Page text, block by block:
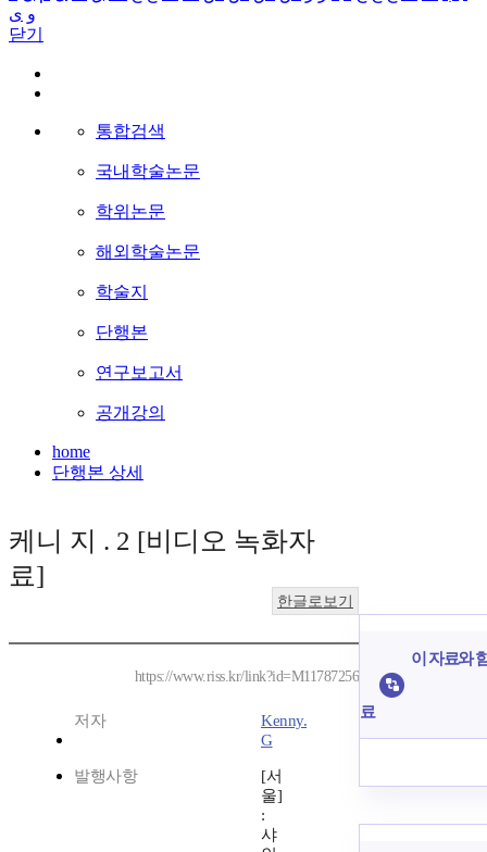
و ی
닫기
통합검색
국내학술논문
학위논문
해외학술논문
학술지
단행본
연구보고서
공개강의
home
단행본 상세
케니 지 . 2 [비디오 녹화자
료]
한글로보기
https://www.riss.kr/link?id=M11787256
저자
Kenny.
G
발행사항
[서
울]
:
샤
이 자료와
료